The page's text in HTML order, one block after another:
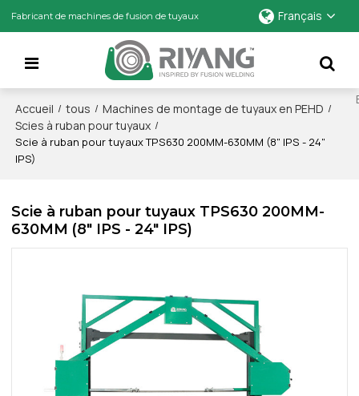
Fabricant de machines de fusion de tuyaux Français
Accueil / tous / Machines de montage de tuyaux en PEHD /
Scies à ruban pour tuyaux /
Scie à ruban pour tuyaux TPS630 200MM-630MM (8" IPS - 24"
IPS)
Scie à ruban pour tuyaux TPS630 200MM-
630MM (8" IPS - 24" IPS)